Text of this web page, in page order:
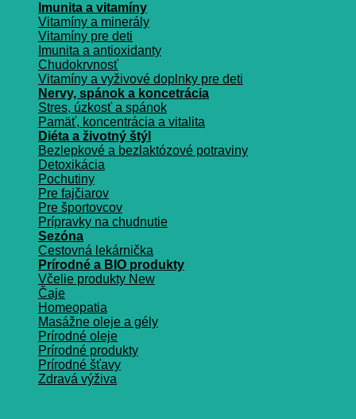
Imunita a vitamíny
Vitamíny a minerály
Vitamíny pre deti
Imunita a antioxidanty
Chudokrvnosť
Vitamíny a vyživové doplnky pre deti
Nervy, spánok a koncetrácia
Stres, úzkosť a spánok
Pamäť, koncentrácia a vitalita
Diéta a životný štýl
Bezlepkové a bezlaktózové potraviny
Detoxikácia
Pochutiny
Pre fajčiarov
Pre športovcov
Prípravky na chudnutie
Sezóna
Cestovná lekárnička
Prírodné a BIO produkty
Včelie produkty
Čaje
Homeopatia
Masážne oleje a gély
Prírodné oleje
Prírodné produkty
Prírodné šťavy
Zdravá výživa